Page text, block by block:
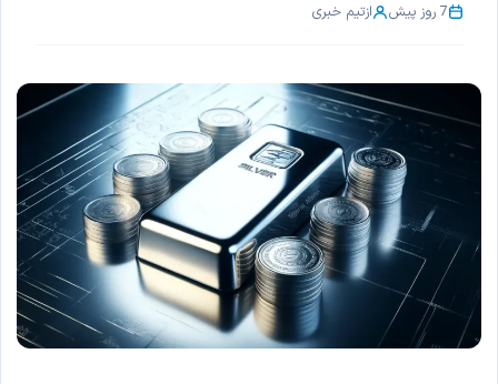
7 روز پیش ازتیم خبری